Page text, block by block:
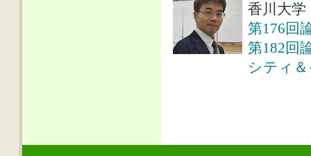
香川大学
第176回
第182回
シティ